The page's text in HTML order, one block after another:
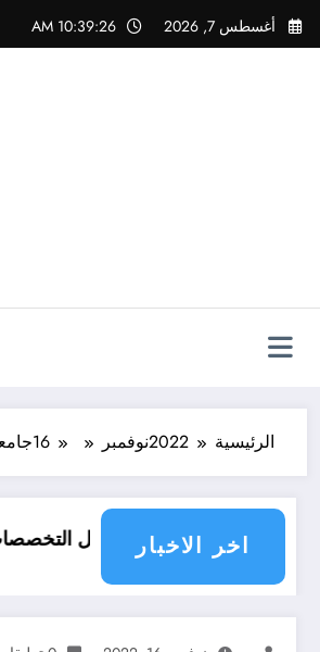
التجاوز
إلى
أغسطس 7, 2026 10:39:27 AM
الرئيسية 2022نوفمبر 16
اخر الاخبار
أفضل التخصصات الجامعية لأصحاب